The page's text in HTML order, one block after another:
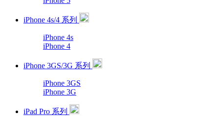
iPhone 4s/4 系列
iPhone 4s
iPhone 4
iPhone 3GS/3G 系列
iPhone 3GS
iPhone 3G
iPad Pro 系列